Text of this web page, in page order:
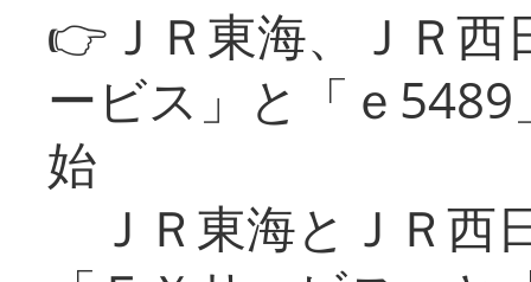
👉ＪＲ東海、ＪＲ
ービス」と「ｅ
始
ＪＲ東海とＪＲ西